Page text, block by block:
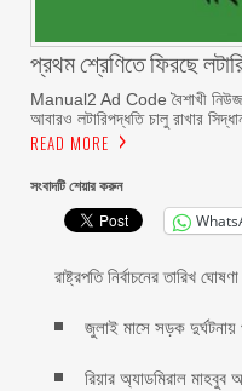
প্রথম শ্রেণিতে ফিরছে
Manual2 Ad Code বৈশাখী নিউজ
আবারও লটারিপদ্ধতি চালু রাখার
READ MORE
সংবাদটি শেয়ার করুন
রাষ্ট্রপতি নির্বাচনের তারিখ ঘোষণা
জুলাই মাসে সড়ক
রিয়ার অ্যাডমিরাল